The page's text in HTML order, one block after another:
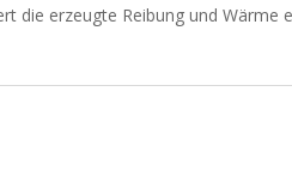
die erzeugte Reibung und